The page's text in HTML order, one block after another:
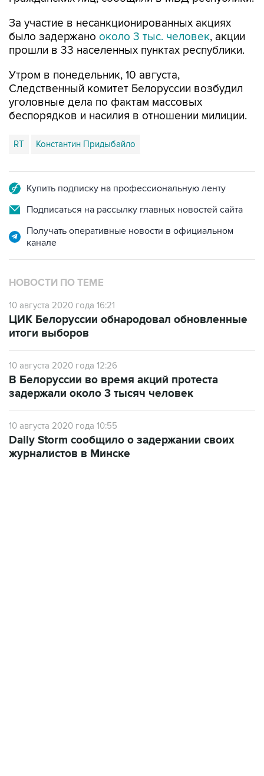
прошли в 33 населенных пунктах республики.
Утром в понедельник, 10 августа,
уголовные дела по фактам массовых
беспорядков и насилия в отношении милиции.
RT Константин Придыбайло
Подписаться на рассылку главных новостей сайта
Получать оперативные новости в официальном
НОВОСТИ ПО ТЕМЕ
10 августа 2020 года 16:21
итоги выборов
10 августа 2020 года 12:26
задержали около 3 тысяч человек
10 августа 2020 года 10:55
журналистов в Минске